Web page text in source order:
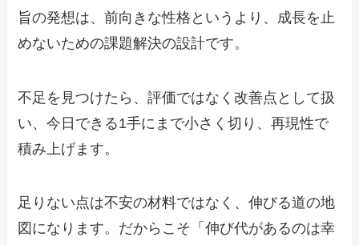
旨の発想は、前向きな性格というより、成長を止
めないための課題解決の設計です。
不足を見つけたら、評価ではなく改善点として扱
い、今日できる1手にまで小さく切り、再現性で
積み上げます。
足りない点は不安の材料ではなく、伸びる道の地
図になります。だからこそ「伸び代があるのは幸